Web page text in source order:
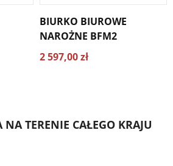
BIURKO BIUROWE
NAROŻNE BFM2
2 597,00 zł
NA TERENIE CAŁEGO KRAJU